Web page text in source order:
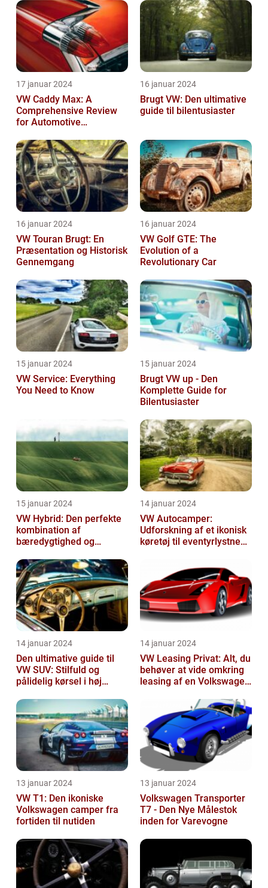
17 januar 2024
VW Caddy Max: A
Comprehensive Review
for Automotive
16 januar 2024
Brugt VW: Den ultimative
guide til bilentusiaster
16 januar 2024
VW Touran Brugt: En
Præsentation og Historisk
Gennemgang
16 januar 2024
VW Golf GTE: The
Evolution of a
Revolutionary Car
15 januar 2024
VW Service: Everything
You Need to Know
15 januar 2024
Brugt VW up - Den
Komplette Guide for
Bilentusiaster
15 januar 2024
VW Hybrid: Den perfekte
kombination af
bæredygtighed og
14 januar 2024
VW Autocamper:
Udforskning af et ikonisk
køretøj til eventyrlystne
14 januar 2024
Den ultimative guide til
VW SUV: Stilfuld og
pålidelig kørsel i høj
14 januar 2024
VW Leasing Privat: Alt, du
behøver at vide omkring
leasing af en Volkswagen
13 januar 2024
VW T1: Den ikoniske
Volkswagen camper fra
fortiden til nutiden
13 januar 2024
Volkswagen Transporter
T7 - Den Nye Målestok
inden for Varevogne